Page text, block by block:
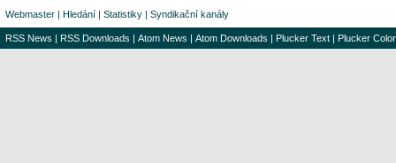
Webmaster | Hledání | Statistiky | Syndikační kanály
RSS News | RSS Downloads | Atom News | Atom Downloads | Plucker Text | Plucker Color